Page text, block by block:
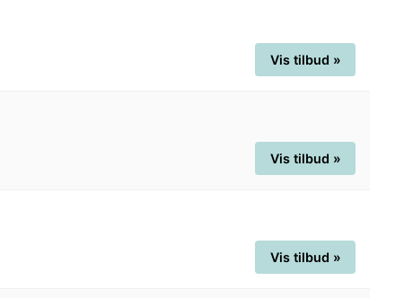
Vis tilbud »
Vis tilbud »
Vis tilbud »